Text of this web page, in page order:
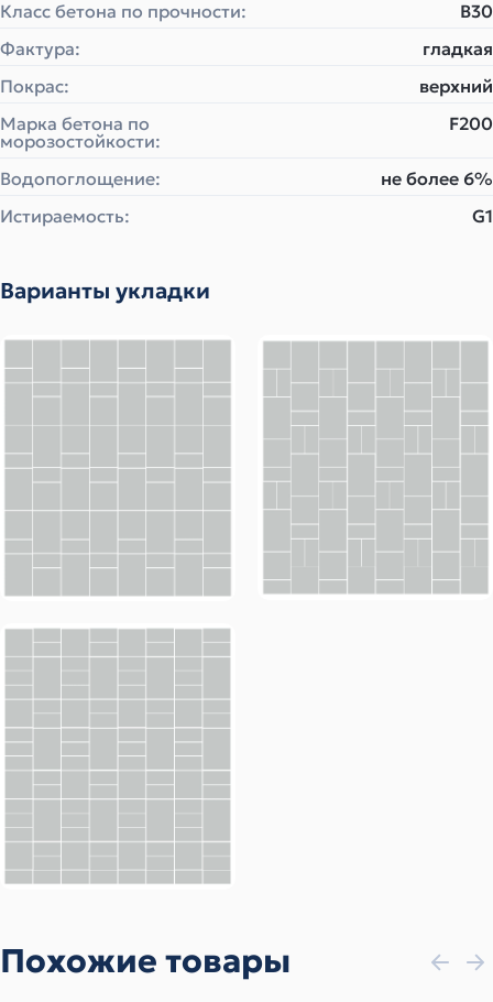
Класс бетона по прочности:
B30
Фактура:
гладкая
Покрас:
верхний
Марка бетона по
морозостойкости:
F200
Водопоглощение:
не более 6%
Истираемость:
G1
Варианты укладки
Похожие товары